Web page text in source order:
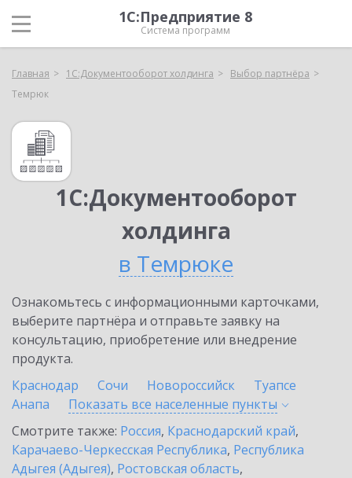
1С:Предприятие 8
Система программ
Главная 1С:Документооборот холдинга
Выбор партнёра
Темрюк
1С:Документооборот
холдинга
в Темрюке
Ознакомьтесь с информационными карточками,
выберите партнёра и отправьте заявку на
консультацию, приобретение или внедрение
продукта.
Краснодар
Сочи Новороссийск
Туапсе
Анапа
Показать все населенные пункты
Смотрите также: Россия, Краснодарский край,
Карачаево-Черкесская Республика, Республика
Адыгея (Адыгея), Ростовская область,